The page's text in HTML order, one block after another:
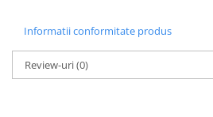
Informatii conformitate produs
Review-uri(0)